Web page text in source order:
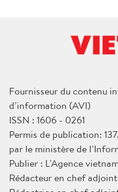
Fournisseur du contenu
d’information (AVI)
ISSN : 1606 - 0261
Permis de publication:
par le ministère de
Publier : L’Agence
Rédacteur en chef